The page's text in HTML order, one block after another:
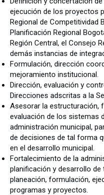
ejecución de los proyectos
Regional de Competitividad
Planificación Regional
Región Central, el Consejo
demás instancias de
Formulación, dirección
mejoramiento institucional.
Dirección, evaluación y
Direcciones adscritas a la
Asesorar la estructuración,
evaluación de los sistemas
administración municipal,
de decisiones de tal forma
en el desarrollo municipal.
Fortalecimiento de la
planificación y desarrollo
planeación, formulación,
programas y proyectos.